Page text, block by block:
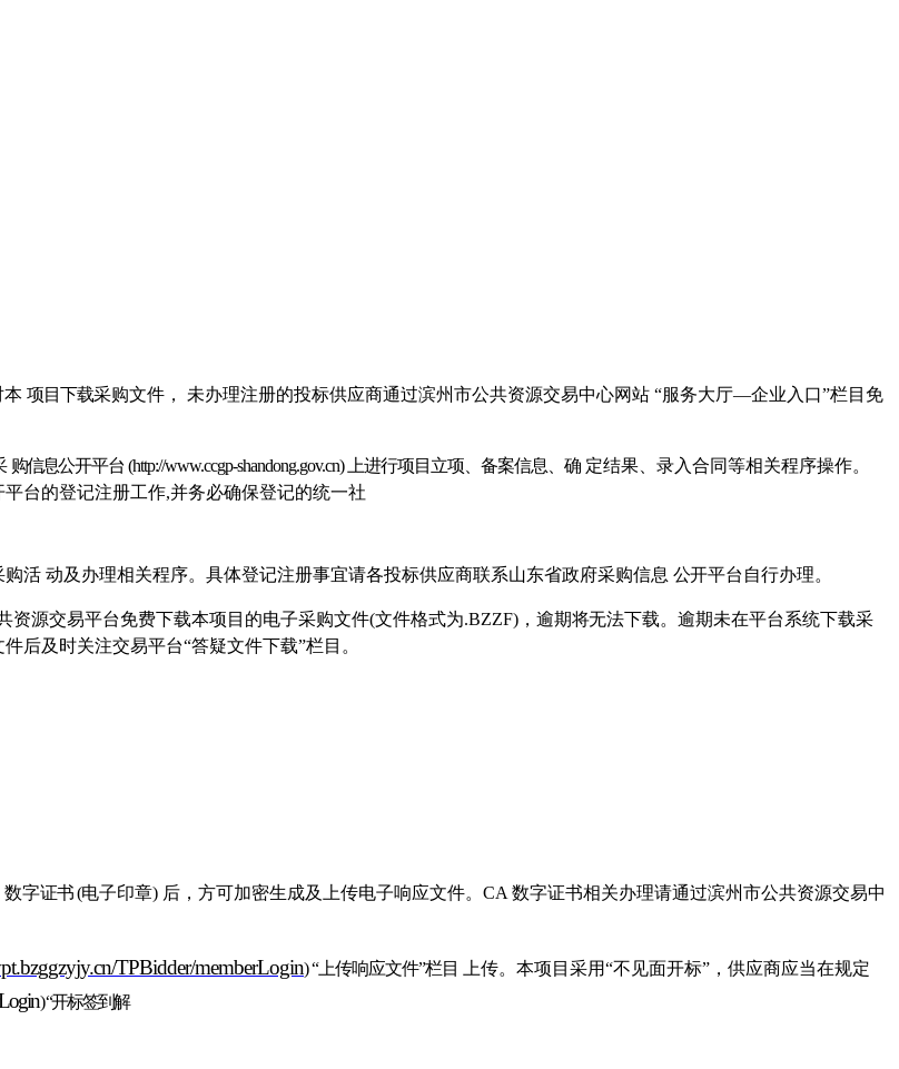
本 项目下载采购文件， 未办理注册的投标供应商通过滨州市公共资源交易中心网站 “服务大厅—企业入口”栏目免
购信息公开平台 (http://www.ccgp-shandong.gov.cn) 上进行项目立项、备案信息、确 定结果、录入合同等相关程序操作。
台的登记注册工作,并务必确保登记的统一社
购活 动及办理相关程序。具体登记注册事宜请各投标供应商联系山东省政府采购信息 公开平台自行办理。
资源交易平台免费下载本项目的电子采购文件(文件格式为.BZZF)，逾期将无法下载。 逾期未在平台系统下载采
后及时关注交易平台“答疑文件下载”栏目 。
数字证书(电子印章) 后，方可加密生成及上传电子响应文件。 CA 数字证书相关办理请通过滨州市公共资源交易中
TPBidder/memberLogin) “上传响应文件”栏目 上传。本项目采用“不见面开标”， 供应商应当在规定
n) “开标签到解